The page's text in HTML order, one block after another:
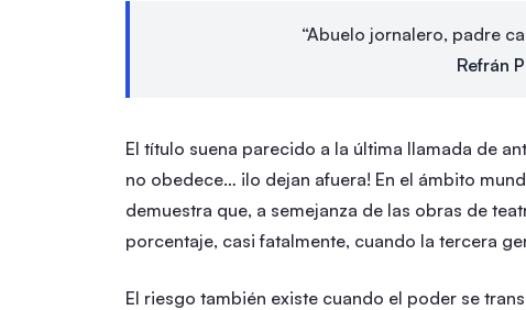
“Abuelo jornalero, padre
Refrán
El título suena parecido a la última llamada de
no obedece… ¡lo dejan afuera! En el ámbito
demuestra que, a semejanza de las obras de
porcentaje, casi fatalmente, cuando la tercera
El riesgo también existe cuando el poder se